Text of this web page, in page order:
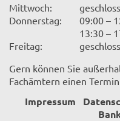
Mittwoch:
Donnerstag:
09:00 –
13:30 –
Freitag:
Gern können Sie
Fachämtern einen
Impressum